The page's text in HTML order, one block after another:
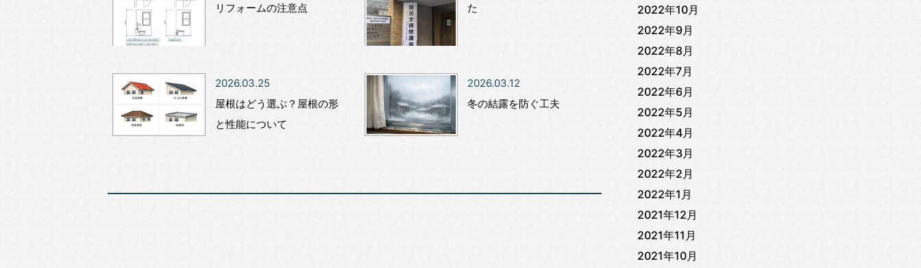
リフォームの注意点
た
2026.03.25
屋根はどう選ぶ？屋根の形
と性能について
2026.03.12
冬の結露を防ぐ工夫
2022年10月
2022年9月
2022年8月
2022年7月
2022年6月
2022年5月
2022年4月
2022年3月
2022年2月
2022年1月
2021年12月
2021年11月
2021年10月